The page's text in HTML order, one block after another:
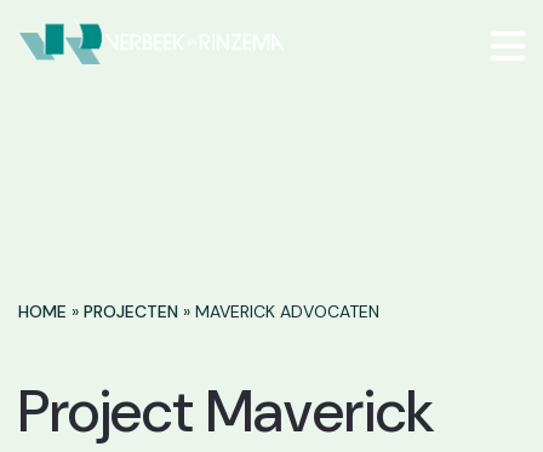
HOME » PROJECTEN » MAVERICK ADVOCATEN
Project Maverick